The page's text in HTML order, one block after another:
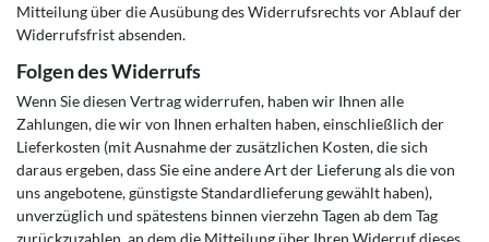
Mitteilung über die Ausübung des Widerrufsrechts vor Ablauf der
Widerrufsfrist absenden.
Folgen des Widerrufs
Wenn Sie diesen Vertrag widerrufen, haben wir Ihnen alle
Zahlungen, die wir von Ihnen erhalten haben, einschließlich der
Lieferkosten (mit Ausnahme der zusätzlichen Kosten, die sich
daraus ergeben, dass Sie eine andere Art der Lieferung als die von
uns angebotene, günstigste Standardlieferung gewählt haben),
unverzüglich und spätestens binnen vierzehn Tagen ab dem Tag